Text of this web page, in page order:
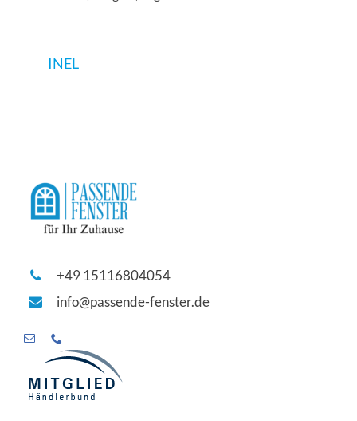
INEL
+49 15116804054
info@passende-fenster.de